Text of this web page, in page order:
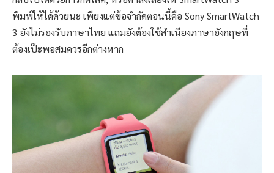
พิมพ์ให้ได้ด้วยนะ เพียงแต่ข้อจำกัดตอนนี้คือ Sony SmartWatch
3 ยังไม่รองรับภาษาไทย แถมยังต้องใช้สำเนียงภาษาอังกฤษที่
ต้องเป๊ะพอสมควรอีกต่างหาก